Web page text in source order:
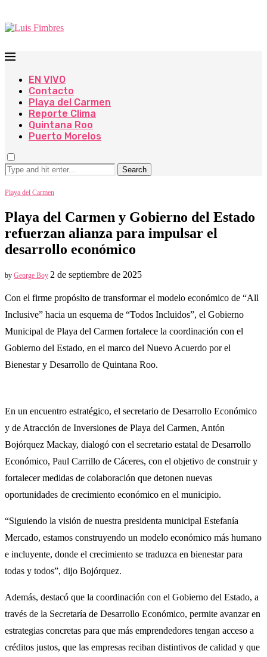
EN VIVO
Contacto
Playa del Carmen
Reporte Clima
Quintana Roo
Puerto Morelos
Search
Playa del Carmen
Playa del Carmen y Gobierno del Estado
refuerzan alianza para impulsar el
desarrollo económico
by George Boy 2 de septiembre de 2025
Con el firme propósito de transformar el modelo económico de “All
Inclusive” hacia un esquema de “Todos Incluidos”, el Gobierno
Municipal de Playa del Carmen fortalece la coordinación con el
Gobierno del Estado, en el marco del Nuevo Acuerdo por el
Bienestar y Desarrollo de Quintana Roo.
En un encuentro estratégico, el secretario de Desarrollo Económico
y de Atracción de Inversiones de Playa del Carmen, Antón
Bojórquez Mackay, dialogó con el secretario estatal de Desarrollo
Económico, Paul Carrillo de Cáceres, con el objetivo de construir y
fortalecer medidas de colaboración que detonen nuevas
oportunidades de crecimiento económico en el municipio.
“Siguiendo la visión de nuestra presidenta municipal Estefanía
Mercado, estamos construyendo un modelo económico más humano
e incluyente, donde el crecimiento se traduzca en bienestar para
todas y todos”, dijo Bojórquez.
Además, destacó que la coordinación con el Gobierno del Estado, a
través de la Secretaría de Desarrollo Económico, permite avanzar en
estrategias concretas para que más emprendedores tengan acceso a
créditos justos, que las empresas reciban distintivos de calidad y que